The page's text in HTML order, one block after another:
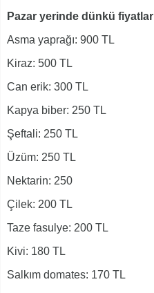
Pazar yerinde dünkü fiyatlar
Asma yaprağı: 900 TL
Kiraz: 500 TL
Can erik: 300 TL
Kapya biber: 250 TL
Şeftali: 250 TL
Üzüm: 250 TL
Nektarin: 250
Çilek: 200 TL
Taze fasulye: 200 TL
Kivi: 180 TL
Salkım domates: 170 TL